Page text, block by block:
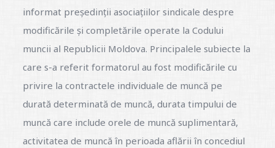
informat președinții asociațiilor sindicale despre
modificările și completările operate la Codului
muncii al Republicii Moldova. Principalele subiecte la
care s-a referit formatorul au fost modificările cu
privire la contractele individuale de muncă pe
durată determinată de muncă, durata timpului de
muncă care include orele de muncă suplimentară,
activitatea de muncă în perioada aflării în concediul